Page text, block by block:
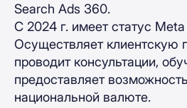
Search Ads 360.
С 2024 г. имеет статус
Осуществляет клиентскую
проводит консультации,
предоставляет
национальной валюте.